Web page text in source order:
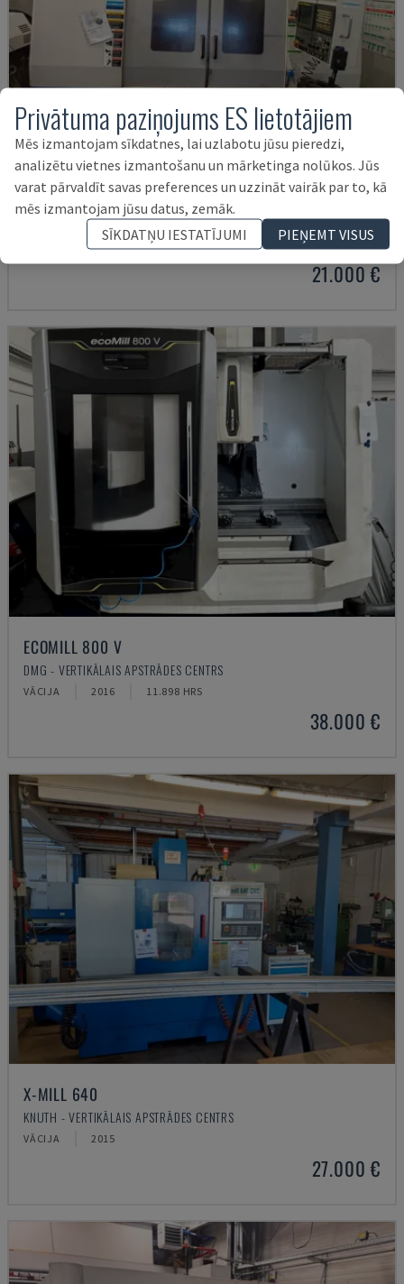
MYNX 550
DAEWOO - VERTIKĀLAIS APSTRĀDES CENTRS
2003
21.000 €
ECOMILL 800 V
DMG - VERTIKĀLAIS APSTRĀDES CENTRS
VĀCIJA 2016 11.898 HRS
38.000 €
X-MILL 640
KNUTH - VERTIKĀLAIS APSTRĀDES CENTRS
VĀCIJA 2015
27.000 €
Privātuma paziņojums ES lietotājiem
Mēs izmantojam sīkdatnes, lai uzlabotu jūsu pieredzi,
analizētu vietnes izmantošanu un mārketinga nolūkos. Jūs
varat pārvaldīt savas preferences un uzzināt vairāk par to, kā
mēs izmantojam jūsu datus, zemāk.
SĪKDATŅU IESTATĪJUMI
PIEŅEMT VISUS